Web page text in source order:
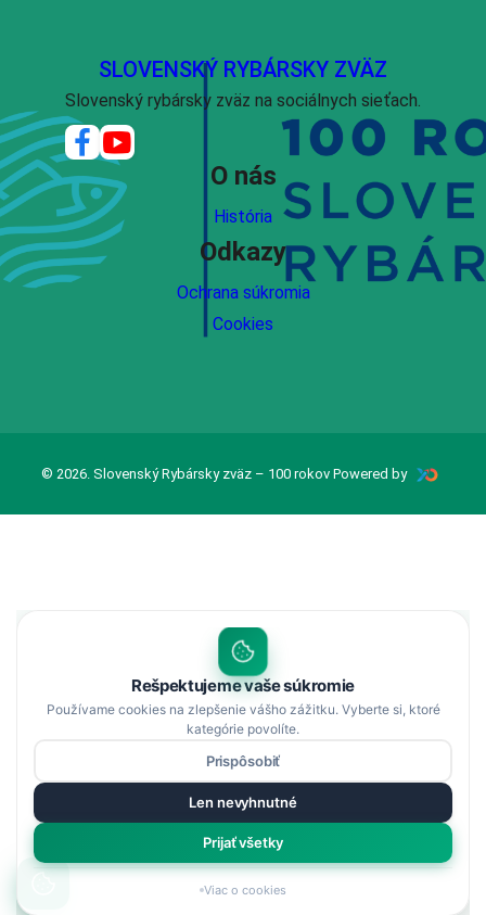
SLOVENSKÝ RYBÁRSKY ZVÄZ
Slovenský rybársky zväz na sociálnych sieťach.
O nás
História
Odkazy
Ochrana súkromia
Cookies
© 2026. Slovenský Rybársky zväz – 100 rokov Powered by
Rešpektujeme vaše súkromie
Používame cookies na zlepšenie vášho zážitku. Vyberte si, ktoré
kategórie povolíte.
Prispôsobiť
Len nevyhnutné
Prijať všetky
Viac o cookies